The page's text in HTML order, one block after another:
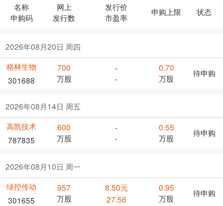
名称
申购码
网上
发行数
发行价
市盈率
申购上限 状态
2026年08月20日 周四
格林生物
301688
700
万股
-
-
0.70
万股
待申购
2026年08月14日 周五
高凯技术
787835
600
万股
-
-
0.55
万股
待申购
2026年08月10日 周一
绿控传动
301655
957
万股
8.50元
27.56
0.95
万股
待申购